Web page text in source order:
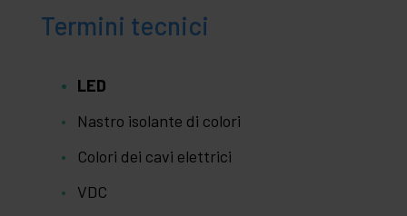
Termini tecnici
LED
Nastro isolante di colori
Colori dei cavi elettrici
VDC